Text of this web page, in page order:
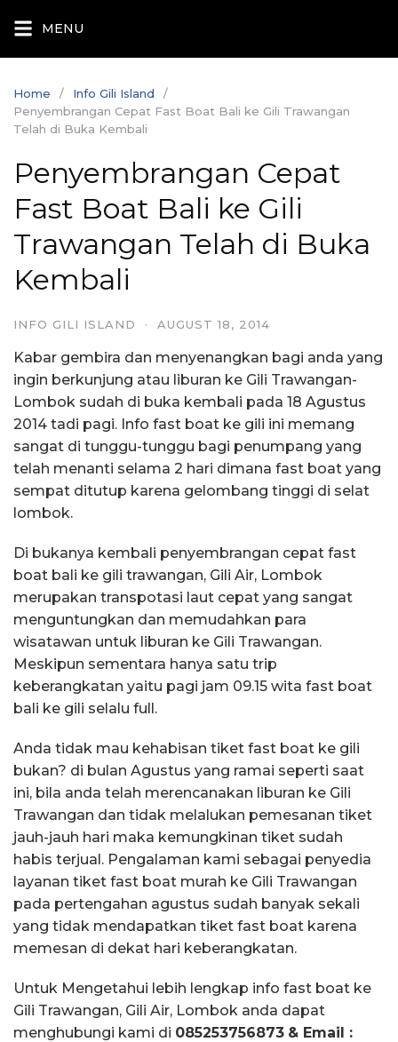
to
content
MENU
Home
Info Gili Island
Penyembrangan Cepat Fast Boat Bali ke Gili Trawangan
Telah di Buka Kembali
Penyembrangan Cepat
Fast Boat Bali ke Gili
Trawangan Telah di Buka
Kembali
INFO GILI ISLAND · AUGUST 18, 2014
Kabar gembira dan menyenangkan bagi anda yang
ingin berkunjung atau liburan ke Gili Trawangan-
Lombok sudah di buka kembali pada 18 Agustus
2014 tadi pagi. Info fast boat ke gili ini memang
sangat di tunggu-tunggu bagi penumpang yang
telah menanti selama 2 hari dimana fast boat yang
sempat ditutup karena gelombang tinggi di selat
lombok.
Di bukanya kembali penyembrangan cepat fast
boat bali ke gili trawangan, Gili Air, Lombok
merupakan transpotasi laut cepat yang sangat
menguntungkan dan memudahkan para
wisatawan untuk liburan ke Gili Trawangan.
Meskipun sementara hanya satu trip
keberangkatan yaitu pagi jam 09.15 wita fast boat
bali ke gili selalu full.
Anda tidak mau kehabisan tiket fast boat ke gili
bukan? di bulan Agustus yang ramai seperti saat
ini, bila anda telah merencanakan liburan ke Gili
Trawangan dan tidak melalukan pemesanan tiket
jauh-jauh hari maka kemungkinan tiket sudah
habis terjual. Pengalaman kami sebagai penyedia
layanan tiket fast boat murah ke Gili Trawangan
pada pertengahan agustus sudah banyak sekali
yang tidak mendapatkan tiket fast boat karena
memesan di dekat hari keberangkatan.
Untuk Mengetahui lebih lengkap info fast boat ke
Gili Trawangan, Gili Air, Lombok anda dapat
menghubungi kami di 085253756873 & Email :